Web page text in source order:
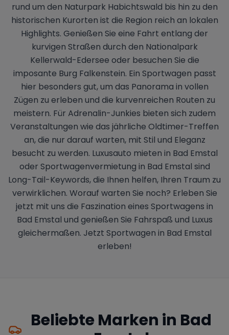
rund um den Naturpark Habichtswald bis hin zu den
historischen Kurorten ist die Region reich an lokalen
Highlights. Genießen Sie eine Fahrt entlang der
kurvigen Straßen durch den Nationalpark
Kellerwald-Edersee oder besuchen Sie die
imposante Burg Falkenstein. Ein Sportwagen passt
hier besonders gut, um das Panorama in vollen
Zügen zu erleben und die kurvenreichen Routen zu
meistern. Für Adrenalin-Junkies bieten sich zudem
Veranstaltungen wie das jährliche Oldtimer-Treffen
an, die nur darauf warten, mit Stil und Eleganz
besucht zu werden. Luxusauto mieten in Bad Emstal
oder Sportwagenvermietung in Bad Emstal sind
Long-Tail-Keywords, die Ihnen helfen, Ihren Traum zu
verwirklichen. Worauf warten Sie noch? Erleben Sie
jetzt mit uns die Faszination eines Sportwagens in
Bad Emstal und genießen Sie Fahrspaß und Luxus
gleichermaßen. Jetzt Sportwagen in Bad Emstal
erleben!
Beliebte Marken in Bad